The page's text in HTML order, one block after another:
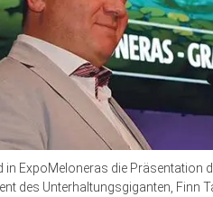
in ExpoMeloneras die Präsentation
des Unterhaltungsgiganten, Finn